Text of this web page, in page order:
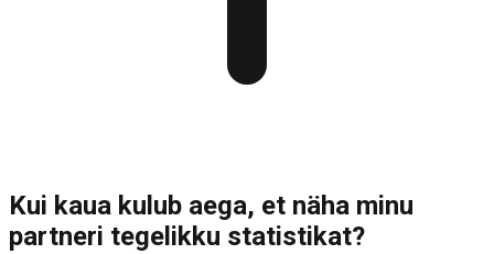
Kui kaua kulub aega, et näha minu
partneri tegelikku statistikat?